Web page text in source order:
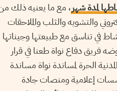
لمدة شهر، مع ما يعنيه ذلك
والتشويه والثلب والملاحقات
في تناسق مع طبيعتها وجيناتها
فريق دفاع نواة طعنا في قرار
وباقي القوى المدنية الحرة لمساندة نواة مساندة
إعلامية ومنصات جادة